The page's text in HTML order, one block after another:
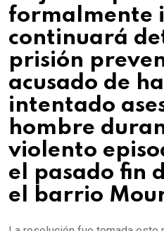
formalmente
continuará
prisión
acusado de
intentado
hombre
violento
el pasado fin
el barrio